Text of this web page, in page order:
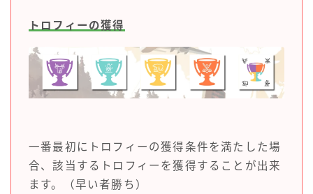
トロフィーの獲得
一番最初にトロフィーの獲得条件を満たした場
合、該当するトロフィーを獲得することが出来
ます。（早い者勝ち）